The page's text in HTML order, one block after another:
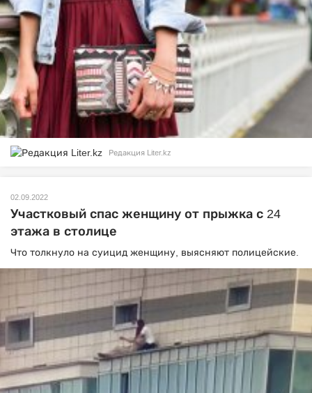
Редакция Liter.kz
02.09.2022
Участковый спас женщину от прыжка с 24
этажа в столице
Что толкнуло на суицид женщину, выясняют полицейские.